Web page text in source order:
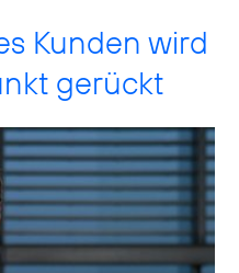
Kunden wird
gerückt